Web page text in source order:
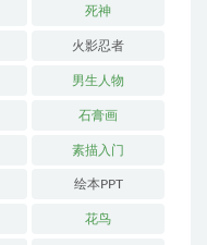
死神
火影忍者
男生人物
石膏画
素描入门
绘本PPT
花鸟